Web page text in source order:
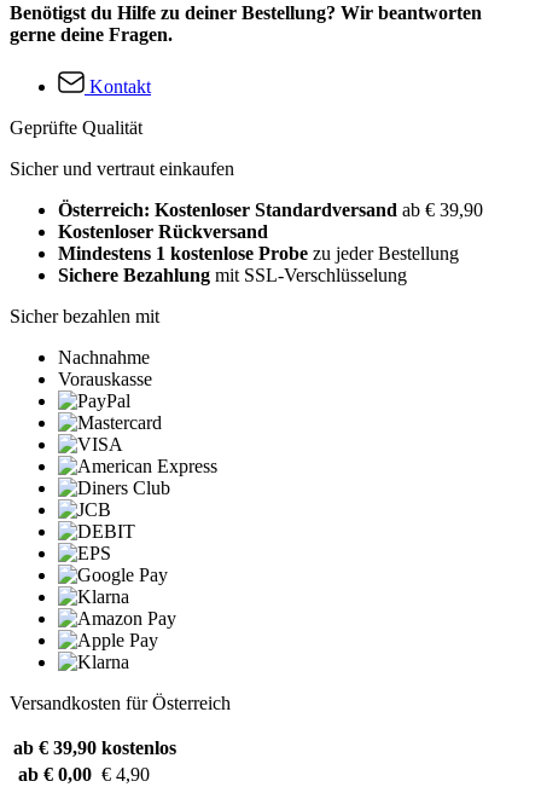
Benötigst du Hilfe zu deiner Bestellung? Wir beantworten
gerne deine Fragen.
Kontakt
Geprüfte Qualität
Sicher und vertraut einkaufen
Österreich: Kostenloser Standardversand ab € 39,90
Kostenloser Rückversand
Mindestens 1 kostenlose Probe zu jeder Bestellung
Sichere Bezahlung mit SSL-Verschlüsselung
Sicher bezahlen mit
Nachnahme
Vorauskasse
Versandkosten für Österreich
ab € 39,90 kostenlos
ab € 0,00 € 4,90